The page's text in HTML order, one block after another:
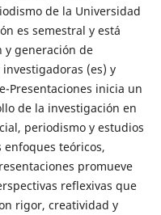
de la Universidad
es semestral y está
y generación de
(es) y
Presentaciones inicia un
de la investigación en
periodismo y estudios
teóricos,
promueve
reflexivas que
rigor, creatividad y